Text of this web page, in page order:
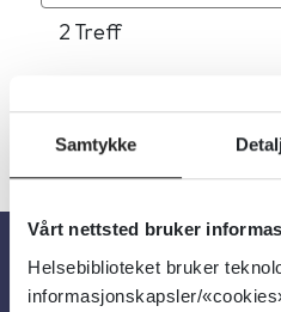
Samtykke
Vårt nettsted bruker
Helsebiblioteket bruker
informasjonskapsler/
2 Treff
Om oss